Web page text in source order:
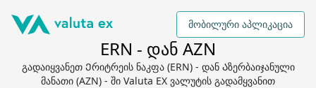
მობილური აპლიკაცია
ERN - დან AZN
გადაიყვანეთ Ერიტრეის ნაკფა (ERN) - დან Აზერბაიჯანული
მანათი (AZN) - ში Valuta EX ვალუტის გადამყვანით